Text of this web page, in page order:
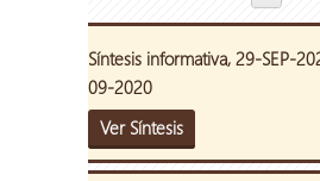
Síntesis informativa, 29-SEP-
09-2020
Ver Síntesis